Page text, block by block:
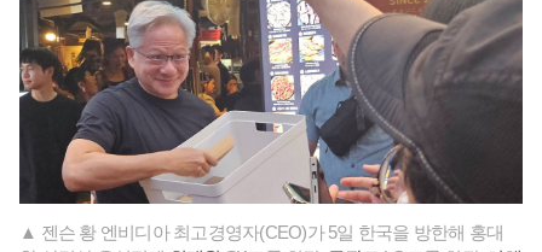
▲ 젠슨 황 엔비디아 최고경영자(CEO)가 5일 한국을 방한해 홍대